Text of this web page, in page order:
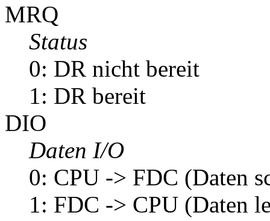
MRQ
Status
0: DR nicht bereit
1: DR bereit
DIO
Daten I/O
0: CPU -> FDC (Daten
1: FDC -> CPU (Daten